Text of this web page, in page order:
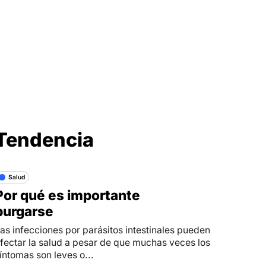
Salud
qué es importante
infecciones por parásitos intestinales pueden
la salud a pesar de que muchas veces los
son leves o...